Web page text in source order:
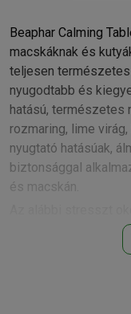
Beaphar Calming
macskáknak és
teljesen természetes
nyugodtabb és
hatású, természetes
rozmaring, lime
nyugtató hatásúak,
biztonsággal
és macskán.
• állatorvosi látogatás